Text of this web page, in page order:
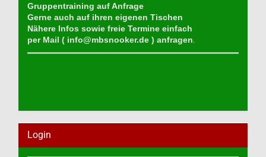
Gruppentraining auf Anfrage
Gerne auch auf ihren eigenen Tischen
Nähere Infos sowie freie Termine einfach
per Mail ( info@mbsnooker.de ) anfragen.
Login